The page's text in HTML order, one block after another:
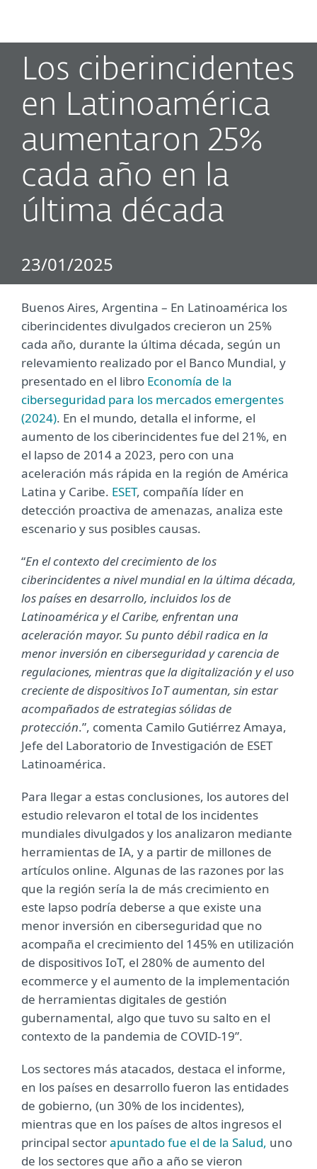
Los ciberincidentes
en Latinoamérica
aumentaron 25%
cada año en la
última década
23/01/2025
Buenos Aires, Argentina ­– En Latinoamérica los
ciberincidentes divulgados crecieron un 25%
cada año, durante la última década, según un
relevamiento realizado por el Banco Mundial, y
presentado en el libro Economía de la
ciberseguridad para los mercados emergentes
(2024). En el mundo, detalla el informe, el
aumento de los ciberincidentes fue del 21%, en
el lapso de 2014 a 2023, pero con una
aceleración más rápida en la región de América
Latina y Caribe. ESET, compañía líder en
detección proactiva de amenazas, analiza este
escenario y sus posibles causas.
“En el contexto del crecimiento de los
ciberincidentes a nivel mundial en la última década,
los países en desarrollo, incluidos los de
Latinoamérica y el Caribe, enfrentan una
aceleración mayor. Su punto débil radica en la
menor inversión en ciberseguridad y carencia de
regulaciones, mientras que la digitalización y el uso
creciente de dispositivos IoT aumentan, sin estar
acompañados de estrategias sólidas de
protección.”, comenta Camilo Gutiérrez Amaya,
Jefe del Laboratorio de Investigación de ESET
Latinoamérica.
Para llegar a estas conclusiones, los autores del
estudio relevaron el total de los incidentes
mundiales divulgados y los analizaron mediante
herramientas de IA, y a partir de millones de
artículos online. Algunas de las razones por las
que la región sería la de más crecimiento en
este lapso podría deberse a que existe una
menor inversión en ciberseguridad que no
acompaña el crecimiento del 145% en utilización
de dispositivos IoT, el 280% de aumento del
ecommerce y el aumento de la implementación
de herramientas digitales de gestión
gubernamental, algo que tuvo su salto en el
contexto de la pandemia de COVID-19”.
Los sectores más atacados, destaca el informe,
en los países en desarrollo fueron las entidades
de gobierno, (un 30% de los incidentes),
mientras que en los países de altos ingresos el
principal sectorapuntado fue el de la Salud, uno
de los sectores que año a año se vieron